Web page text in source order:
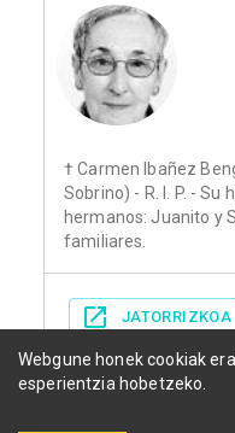
† Carmen Ibañez
Sobrino) - R. I. P. - Su
hermanos: Juanito y
familiares.
JATORRIZKOA
Webgune honek cookiak
esperientzia hobetzeko.